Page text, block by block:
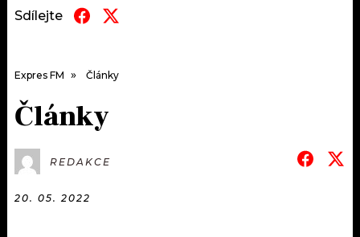
Sdílejte
Expres FM Články
Články
REDAKCE
20. 05. 2022